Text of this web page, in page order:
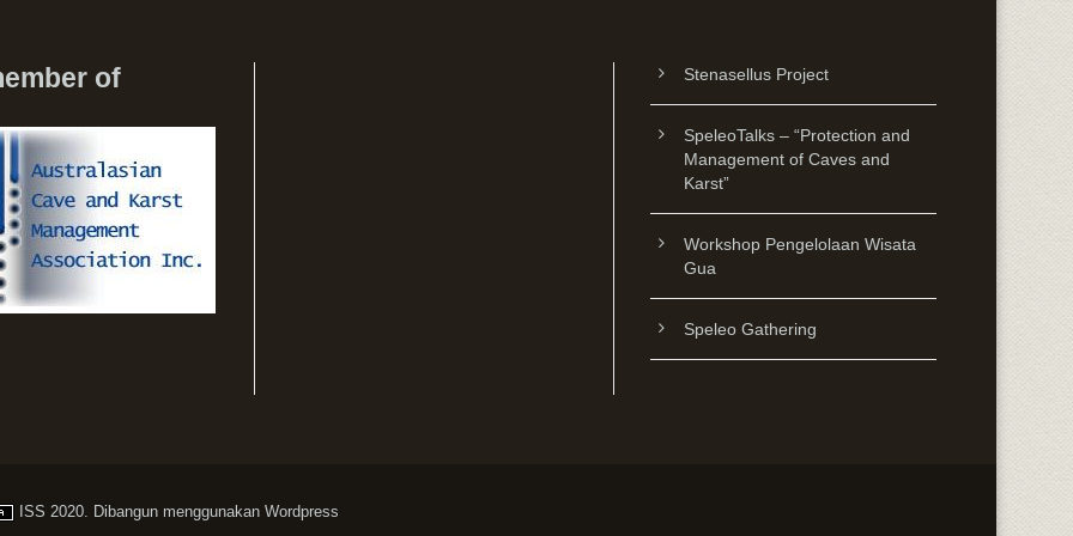
of Stenasellus Project
SpeleoTalks – “Protection and
Management of Caves and
Karst”
Workshop Pengelolaan Wisata
Gua
Speleo Gathering
ISS 2020. Dibangun menggunakan Wordpress